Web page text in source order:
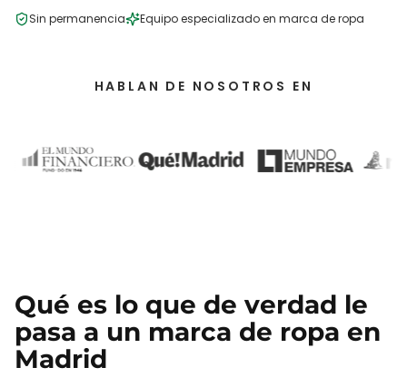
Sin permanencia Equipo especializado en marca de ropa
HABLAN DE NOSOTROS EN
Qué es lo que de verdad le
pasa a un marca de ropa en
Madrid